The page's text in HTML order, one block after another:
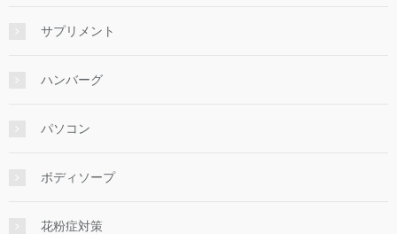
サプリメント
ハンバーグ
パソコン
ボディソープ
花粉症対策